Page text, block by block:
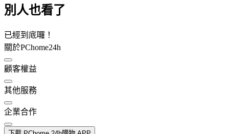
別人也看了
已經到底囉！
關於PChome24h
顧客權益
其他服務
企業合作